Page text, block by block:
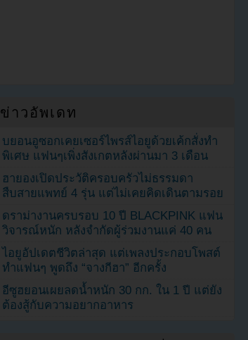
ข่าวอัพเดท
บยอนอูซอกเคยเซอร์ไพรส์ไอยูด้วยเค้กสั่งทำ
พิเศษ แฟนๆเพิ่งสังเกตหลังผ่านมา 3 เดือน
ฮายองเปิดประวัติครอบครัวไม่ธรรมดา
สืบสายแพทย์ 4 รุ่น แต่ไม่เคยคิดเดินตามรอย
ดราม่างานครบรอบ 10 ปี BLACKPINK แฟน
วิจารณ์หนัก หลังจำกัดผู้ร่วมงานแค่ 40 คน
ไอยูอัปเดตชีวิตล่าสุด แต่เพลงประกอบโพสต์
ทำแฟนๆ พูดถึง “จางกีฮา” อีกครั้ง
อีซูฮยอนเผยลดน้ำหนัก 30 กก. ใน 1 ปี แต่ยัง
ต้องสู้กับความอยากอาหาร